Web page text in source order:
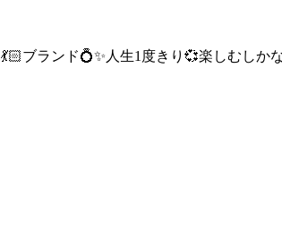
ブランド💍✨人生1度きり💞楽しむしか